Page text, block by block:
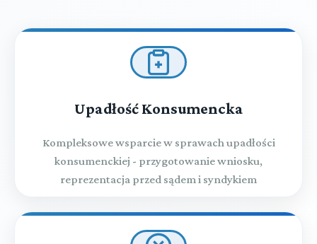
Upadłość Konsumencka
Kompleksowe wsparcie w sprawach upadłości
konsumenckiej - przygotowanie wniosku,
reprezentacja przed sądem i syndykiem